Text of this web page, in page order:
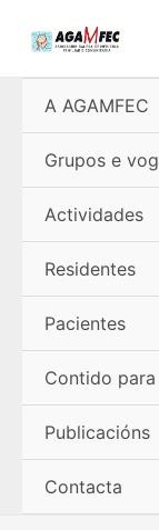
A AGAMFEC
Grupos e
Actividades
Residentes
Pacientes
Contido
Publicacións
Contacta